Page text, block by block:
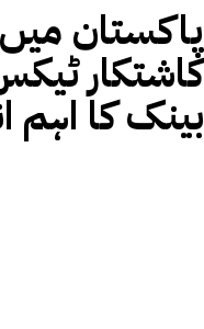
کاشتکار
بینک کا